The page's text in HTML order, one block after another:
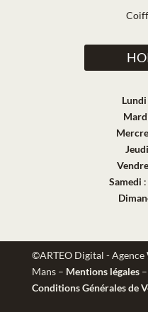
Lundi
Jeudi
Samedi
©ARTEO Digital -
Mans– Mentions légales–
Conditions Générales de